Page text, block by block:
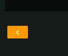
‹